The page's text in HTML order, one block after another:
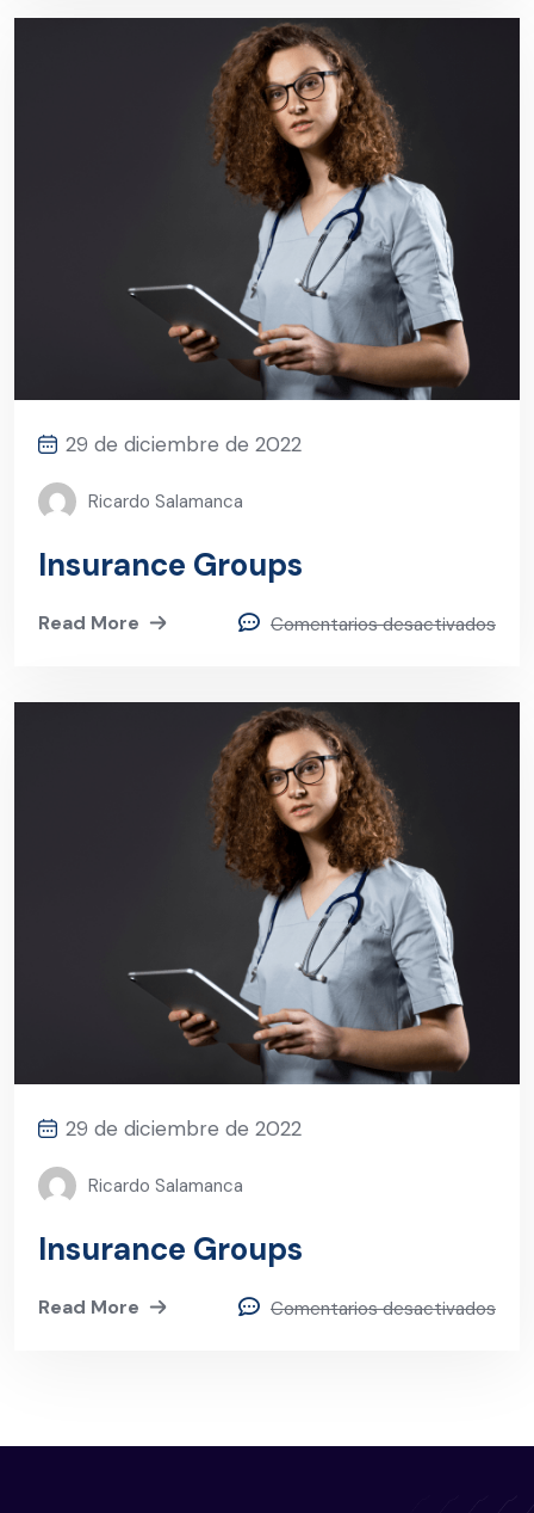
29 de diciembre de 2022
Ricardo Salamanca
Insurance Groups
Read More Comentarios desactivados
29 de diciembre de 2022
Ricardo Salamanca
Insurance Groups
Read More Comentarios desactivados